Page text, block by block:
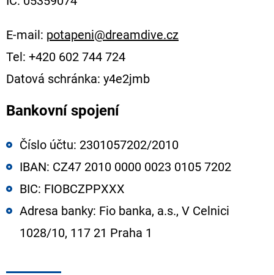
E-mail: potapeni@dreamdive.cz
Tel: +420 602 744 724
Datová schránka: y4e2jmb
Bankovní spojení
Číslo účtu: 2301057202/2010
IBAN: CZ47 2010 0000 0023 0105 7202
BIC: FIOBCZPPXXX
Adresa banky: Fio banka, a.s., V Celnici
1028/10, 117 21 Praha 1